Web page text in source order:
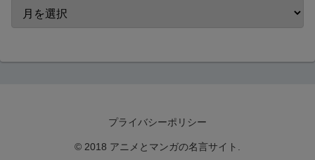
プライバシーポリシー
© 2018 アニメとマンガの名言サイト.